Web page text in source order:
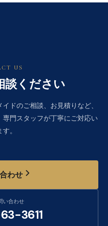
US
談ください
ドのご相談、お見積りなど、
門スタッフが丁寧にご対応い
。
わせ
い合わせ
3611